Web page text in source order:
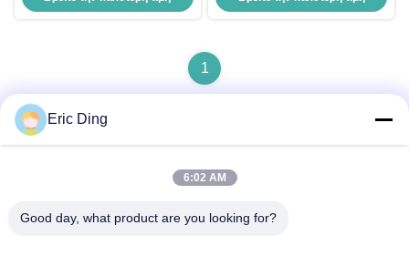
1
Γρήγορη επικοινωνία
Διεύθυνση
Eric Ding
6:02 AM
Good day, what product are you looking for?